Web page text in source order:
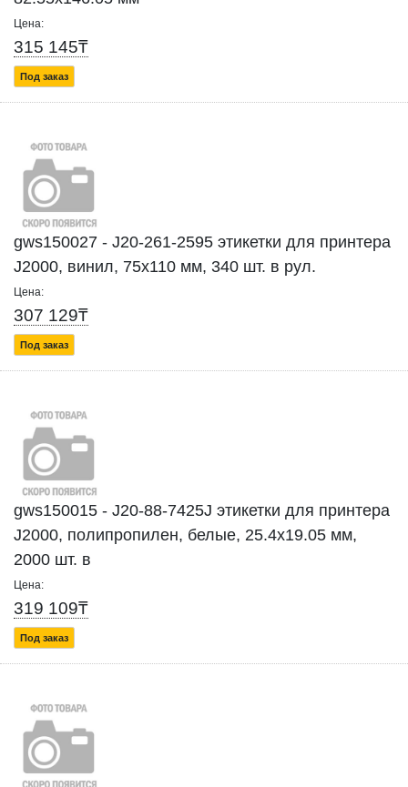
Цена:
315 145₸
Под заказ
gws150027 - J20-261-2595 этикетки для принтера
J2000, винил, 75х110 мм, 340 шт. в рул.
Цена:
307 129₸
Под заказ
gws150015 - J20-88-7425J этикетки для принтера
J2000, полипропилен, белые, 25.4х19.05 мм,
2000 шт. в
Цена:
319 109₸
Под заказ